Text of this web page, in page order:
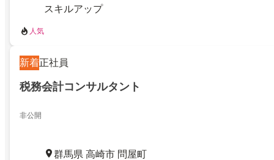
スキルアップ
人気
新着正社員
税務会計コンサルタント
非公開
群馬県 高崎市 問屋町